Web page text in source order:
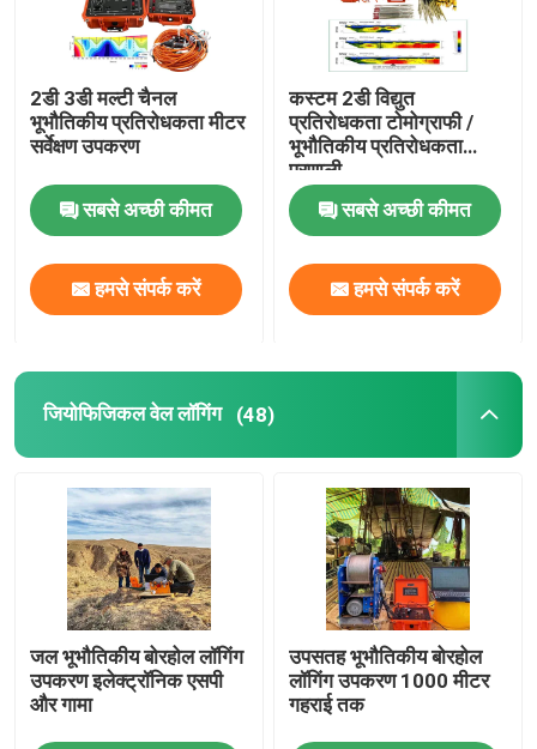
2डी 3डी मल्टी चैनल
भूभौतिकीय प्रतिरोधकता मीटर
सर्वेक्षण उपकरण
सबसे अच्छी कीमत
हमसे संपर्क करें
कस्टम 2डी विद्युत
प्रतिरोधकता टोमोग्राफी /
भूभौतिकीय प्रतिरोधकता
प्रणाली
सबसे अच्छी कीमत
हमसे संपर्क करें
जियोफिजिकल वेल लॉगिंग (48)
जल भूभौतिकीय बोरहोल लॉगिंग
उपकरण इलेक्ट्रॉनिक एसपी
और गामा
उपसतह भूभौतिकीय बोरहोल
लॉगिंग उपकरण 1000 मीटर
गहराई तक